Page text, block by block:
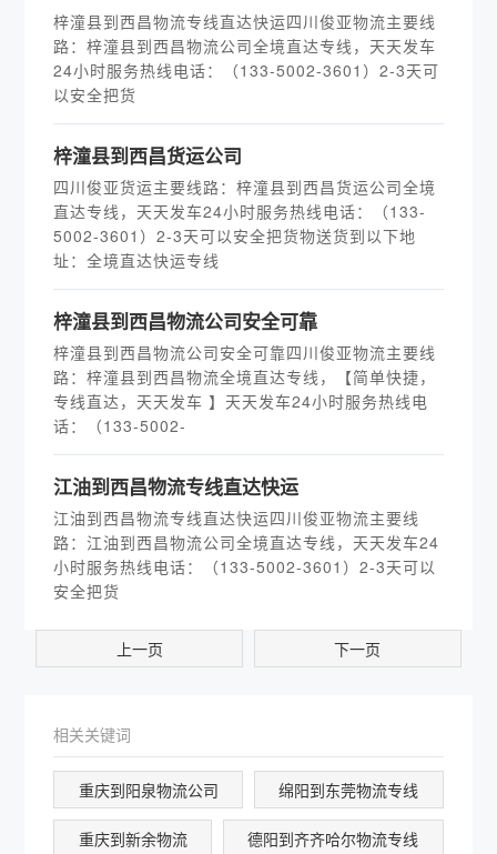
梓潼县到西昌物流专线直达快运四川俊亚物流主要线
路：梓潼县到西昌物流公司全境直达专线，天天发车
24小时服务热线电话：（133-5002-3601）2-3天可
以安全把货
梓潼县到西昌货运公司
四川俊亚货运主要线路：梓潼县到西昌货运公司全境
直达专线，天天发车24小时服务热线电话：（133-
5002-3601）2-3天可以安全把货物送货到以下地
址：全境直达快运专线
梓潼县到西昌物流公司安全可靠
梓潼县到西昌物流公司安全可靠四川俊亚物流主要线
路：梓潼县到西昌物流全境直达专线，【简单快捷，
专线直达，天天发车 】天天发车24小时服务热线电
话：（133-5002-
江油到西昌物流专线直达快运
江油到西昌物流专线直达快运四川俊亚物流主要线
路：江油到西昌物流公司全境直达专线，天天发车24
小时服务热线电话：（133-5002-3601）2-3天可以
安全把货
上一页 下一页
相关关键词
重庆到阳泉物流公司 绵阳到东莞物流专线
重庆到新余物流 德阳到齐齐哈尔物流专线